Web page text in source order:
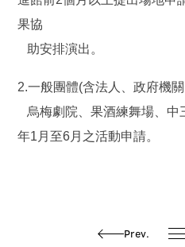
果協
助安排演出。
2.一般團體(含法人、政府機
烏梅劇院、果酒練舞場、中
年1月至6月之活動申請。
Prev.